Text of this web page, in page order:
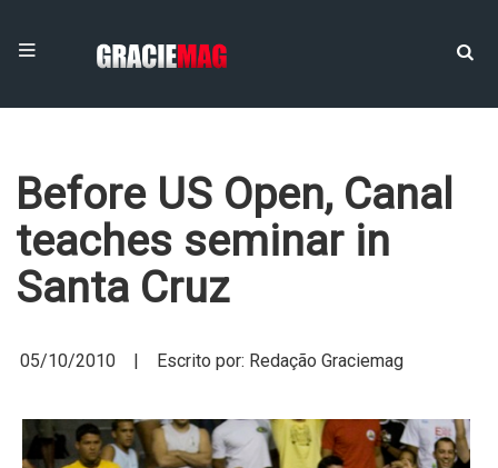
Before US Open, Canal
teaches seminar in
Santa Cruz
05/10/2010 | Escrito por: Redação Graciemag